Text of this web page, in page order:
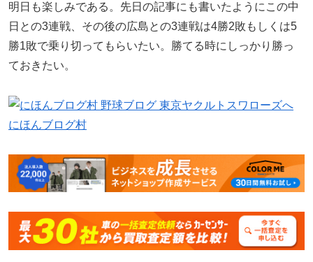
明日も楽しみである。先日の記事にも書いたようにこの中
日との3連戦、その後の広島との3連戦は4勝2敗もしくは5
勝1敗で乗り切ってもらいたい。勝てる時にしっかり勝っ
ておきたい。
にほんブログ村